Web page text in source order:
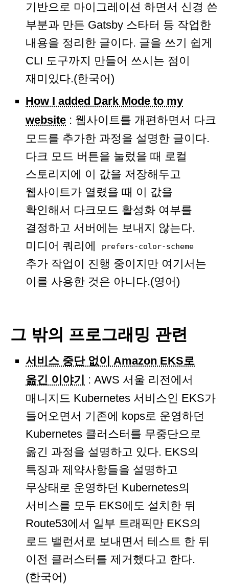
기반으로 마이그레이션 하면서 신경 쓴
부분과 만든 Gatsby 스타터 등 작업한
내용을 정리한 글이다. 글을 쓰기 쉽게
CLI 도구까지 만들어 쓰시는 점이
재미있다.(한국어)
How I added Dark Mode to my
website : 웹사이트를 개편하면서 다크
모드를 추가한 과정을 설명한 글이다.
다크 모드 버튼을 눌렀을 때 로컬
스토리지에 이 값을 저장해두고
웹사이트가 열렸을 때 이 값을
확인해서 다크모드 활성화 여부를
결정하고 서버에는 보내지 않는다.
미디어 쿼리에
prefers-color-scheme
추가 작업이 진행 중이지만 여기서는
이를 사용한 것은 아니다.(영어)
그 밖의 프로그래밍 관련
서비스 중단 없이 Amazon EKS로
옮긴 이야기
: AWS 서울 리전에서
매니지드 Kubernetes 서비스인 EKS가
들어오면서 기존에 kops로 운영하던
Kubernetes 클러스터를 무중단으로
옮긴 과정을 설명하고 있다. EKS의
특징과 제약사항들을 설명하고
무상태로 운영하던 Kubernetes의
서비스를 모두 EKS에도 설치한 뒤
Route53에서 일부 트래픽만 EKS의
로드 밸런서로 보내면서 테스트 한 뒤
이전 클러스터를 제거했다고 한다.
(한국어)